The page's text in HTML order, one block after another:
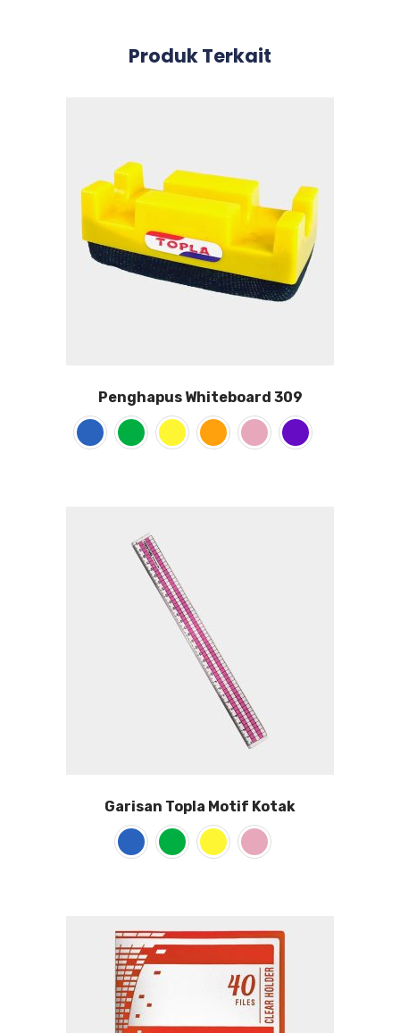
Produk Terkait
Penghapus Whiteboard 309
Garisan Topla Motif Kotak